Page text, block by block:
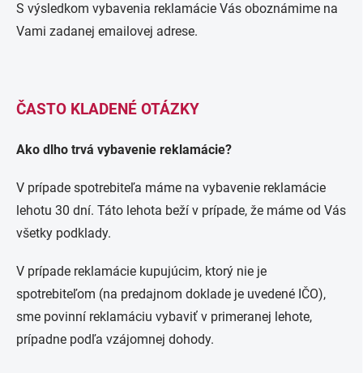
S výsledkom vybavenia reklamácie Vás oboznámime na
Vami zadanej emailovej adrese.
ČASTO KLADENÉ OTÁZKY
Ako dlho trvá vybavenie reklamácie?
V prípade spotrebiteľa máme na vybavenie reklamácie
lehotu 30 dní. Táto lehota beží v prípade, že máme od Vás
všetky podklady.
V prípade reklamácie kupujúcim, ktorý nie je
spotrebiteľom (na predajnom doklade je uvedené IČO),
sme povinní reklamáciu vybaviť v primeranej lehote,
prípadne podľa vzájomnej dohody.